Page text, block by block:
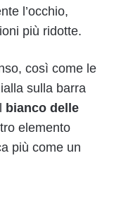
l’occhio,
più ridotte.
così come le
sulla barra
bianco delle
elemento
più come un